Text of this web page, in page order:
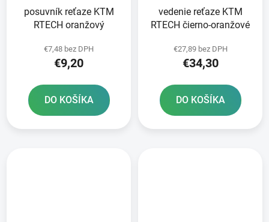
posuvník reťaze KTM
RTECH oranžový
€7,48 bez DPH
€9,20
DO KOŠÍKA
vedenie reťaze KTM
RTECH čierno-oranžové
€27,89 bez DPH
€34,30
DO KOŠÍKA